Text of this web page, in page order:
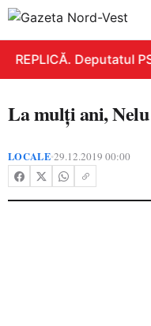
REPLICĂ. Deputatul
La mulți ani,
LOCALE•29.12.2019 00:00